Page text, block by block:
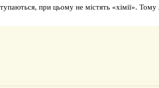
при цьому не містять «хімії».